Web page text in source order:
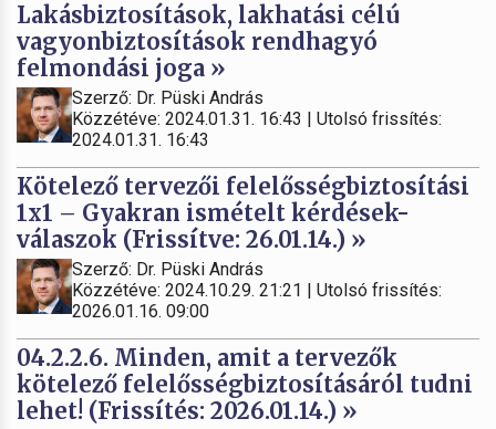
Lakásbiztosítások, lakhatási célú
vagyonbiztosítások rendhagyó
felmondási joga »
Szerző: Dr. Püski András
Közzétéve: 2024.01.31. 16:43 | Utolsó frissítés:
2024.01.31. 16:43
Kötelező tervezői felelősségbiztosítási
1x1 – Gyakran ismételt kérdések-
válaszok (Frissítve: 26.01.14.) »
Szerző: Dr. Püski András
Közzétéve: 2024.10.29. 21:21 | Utolsó frissítés:
2026.01.16. 09:00
04.2.2.6. Minden, amit a tervezők
kötelező felelősségbiztosításáról tudni
lehet! (Frissítés: 2026.01.14.) »